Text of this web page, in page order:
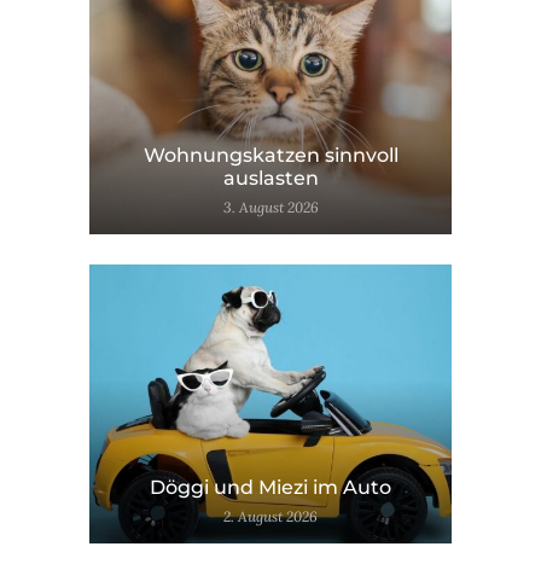
Wohnungskatzen sinnvoll
auslasten
3. August 2026
Döggi und Miezi im Auto
2. August 2026